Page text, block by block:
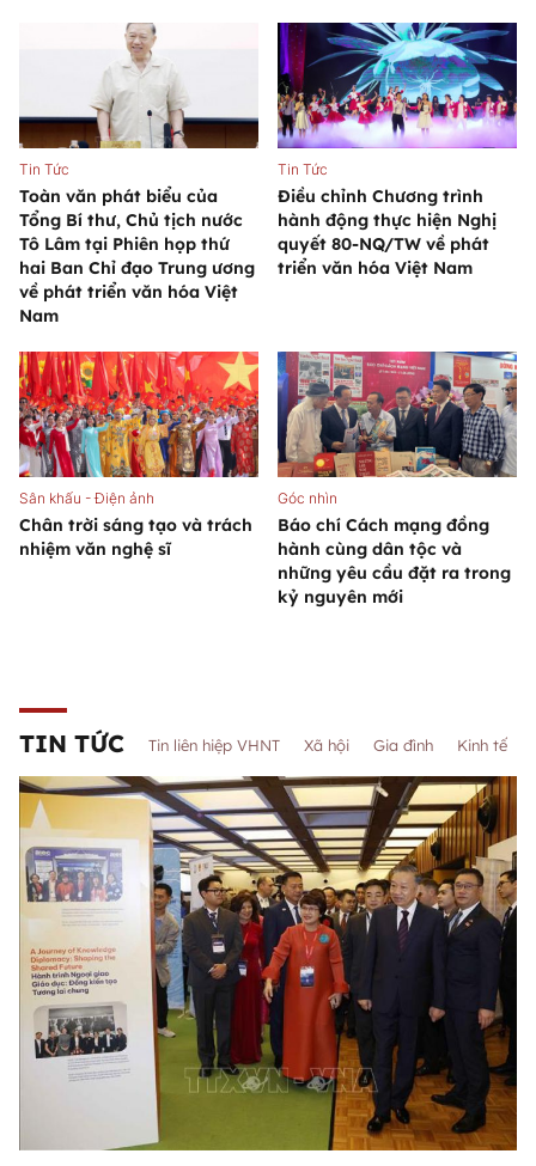
Tin Tức
Toàn văn phát biểu của
Tổng Bí thư, Chủ tịch nước
Tô Lâm tại Phiên họp thứ
hai Ban Chỉ đạo Trung ương
về phát triển văn hóa Việt
Nam
Tin Tức
Điều chỉnh Chương trình
hành động thực hiện Nghị
quyết 80-NQ/TW về phát
triển văn hóa Việt Nam
Sân khấu - Điện ảnh
Chân trời sáng tạo và trách
nhiệm văn nghệ sĩ
Góc nhìn
Báo chí Cách mạng đồng
hành cùng dân tộc và
những yêu cầu đặt ra trong
kỷ nguyên mới
TIN TỨC Tin liên hiệp VHNT Xã hội Gia đình Kinh tế
Đưa quan hệ Việt Nam - Australia
trở thành hình mẫu hợp tác về khoa
học, công nghệ